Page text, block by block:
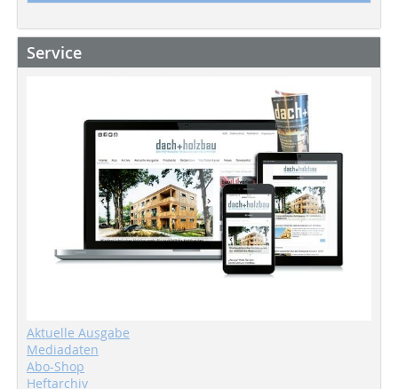
Service
Aktuelle Ausgabe
Mediadaten
Abo-Shop
Heftarchiv